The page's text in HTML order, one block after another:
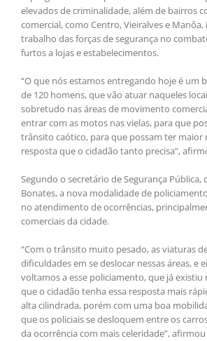
elevados de criminalidade, além de bairros
comercial, como Centro, Vieiralves e
trabalho das forças de segurança no
furtos a lojas e estabelecimentos.
“O que nós estamos entregando hoje é um
de 120 homens, que vão atuar naqueles
sobretudo nas áreas de movimento
entrar com as motos nas vielas, para que
trânsito caótico, para que possam ter maior
resposta que o cidadão tanto precisa”,
Segundo o secretário de Segurança Pública,
Bonates, a nova modalidade de
no atendimento de ocorrências,
comerciais da cidade.
“Com o trânsito muito pesado, as viaturas
dificuldades em se deslocar nessas áreas, e
voltamos a esse policiamento, que já existiu
que o cidadão tenha essa resposta mais
alta cilindrada, porém com uma boa
que os policiais se desloquem entre os
da ocorrência com mais celeridade”,